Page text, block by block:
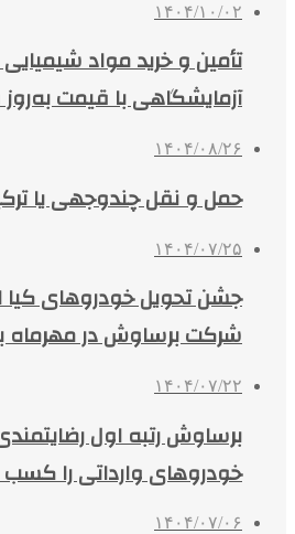
۱۴۰۴/۱۰/۰۲
تأمین و خرید مواد
آزمایشگاهی با قیمت
۱۴۰۴/۰۸/۲۶
حمل و نقل چندوجهی یا
۱۴۰۴/۰۷/۲۵
جشن تحویل خودروهای
شرکت برساوش در مهرماه
۱۴۰۴/۰۷/۲۲
برساوش رتبه اول
خودروهای وارداتی را
۱۴۰۴/۰۷/۰۶